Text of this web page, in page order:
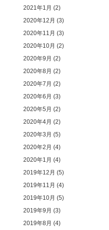
2021年1月 (2)
2020年12月 (3)
2020年11月 (3)
2020年10月 (2)
2020年9月 (2)
2020年8月 (2)
2020年7月 (2)
2020年6月 (3)
2020年5月 (2)
2020年4月 (2)
2020年3月 (5)
2020年2月 (4)
2020年1月 (4)
2019年12月 (5)
2019年11月 (4)
2019年10月 (5)
2019年9月 (3)
2019年8月 (4)